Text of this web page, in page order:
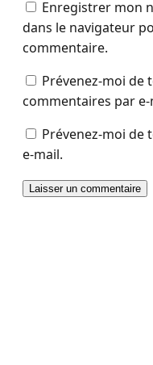
Enregistrer mon
dans le navigateur
commentaire.
Prévenez-moi de
commentaires par e-
Prévenez-moi de
e-mail.